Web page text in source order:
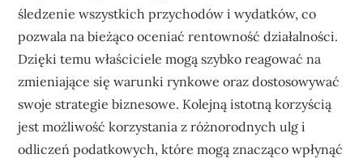
śledzenie wszystkich przychodów i wydatków, co
pozwala na bieżąco oceniać rentowność działalności.
Dzięki temu właściciele mogą szybko reagować na
zmieniające się warunki rynkowe oraz dostosowywać
swoje strategie biznesowe. Kolejną istotną korzyścią
jest możliwość korzystania z różnorodnych ulg i
odliczeń podatkowych, które mogą znacząco wpłynąć